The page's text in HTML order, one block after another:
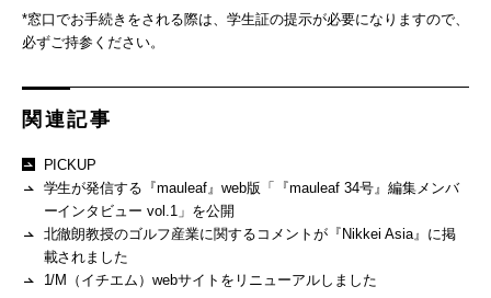
*窓口でお手続きをされる際は、学生証の提示が必要になりますので、
必ずご持参ください。
関連記事
PICKUP
学生が発信する『mauleaf』web版「『mauleaf 34号』編集メンバ
ーインタビュー vol.1」を公開
北徹朗教授のゴルフ産業に関するコメントが『Nikkei Asia』に掲
載されました
1/M（イチエム）webサイトをリニューアルしました